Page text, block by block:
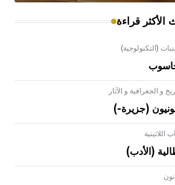
الأكثر قراءة
(التكنولوجية)
و الجغرافية و الآثار
(جزيرة-)
اللاتينية
(الأدب)
- هل تعلم أن الأبلق نوع من الفنون